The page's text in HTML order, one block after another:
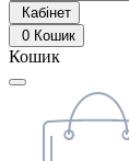
Кабінет
0 Кошик
Кошик